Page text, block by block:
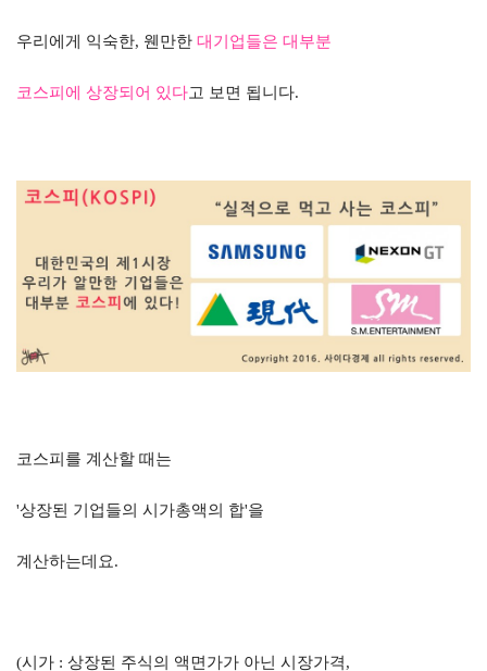
우리에게 익숙한, 웬만한 대기업들은 대부분
코스피에 상장되어 있다고 보면 됩니다.
코스피를 계산할 때는
'상장된 기업들의 시가총액의 합'을
계산하는데요.
(시가 : 상장된 주식의 액면가가 아닌 시장가격,